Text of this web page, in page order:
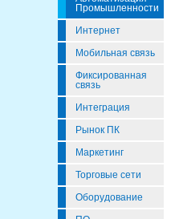
Промышленности
Интернет
Мобильная связь
Фиксированная
связь
Интеграция
Рынок ПК
Маркетинг
Торговые сети
Оборудование